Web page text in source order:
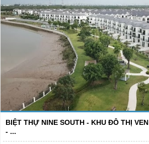
BIỆT THỰ NINE SOUTH - KHU ĐÔ THỊ
- ...